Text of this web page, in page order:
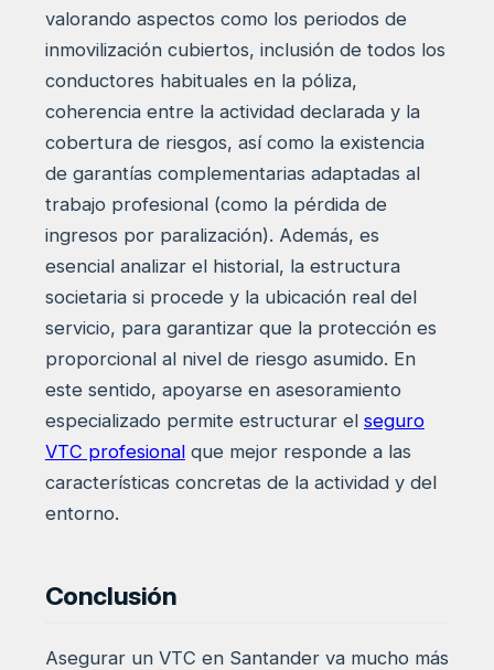
valorando aspectos como los periodos de
inmovilización cubiertos, inclusión de todos los
conductores habituales en la póliza,
coherencia entre la actividad declarada y la
cobertura de riesgos, así como la existencia
de garantías complementarias adaptadas al
trabajo profesional (como la pérdida de
ingresos por paralización). Además, es
esencial analizar el historial, la estructura
societaria si procede y la ubicación real del
servicio, para garantizar que la protección es
proporcional al nivel de riesgo asumido. En
este sentido, apoyarse en asesoramiento
especializado permite estructurar el seguro
VTC profesionalque mejor responde a las
características concretas de la actividad y del
entorno.
Conclusión
Asegurar un VTC en Santander va mucho más